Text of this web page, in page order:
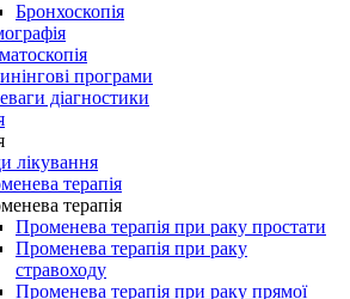
Бронхоскопія
програми
діагностики
лікування
терапія
терапія
Променева терапія при раку простати
Променева терапія при раку
стравоходу
Променева терапія при раку прямої